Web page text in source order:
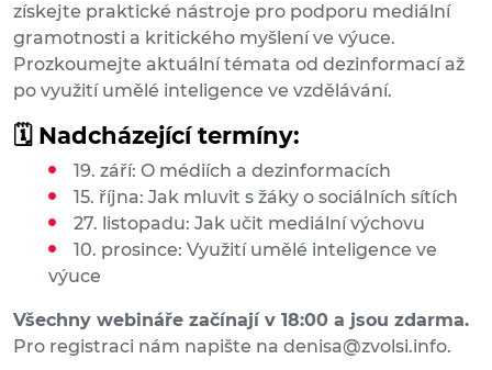
získejte praktické nástroje pro podporu mediální
gramotnosti a kritického myšlení ve výuce.
Prozkoumejte aktuální témata od dezinformací až
po využití umělé inteligence ve vzdělávání.
🗓 Nadcházející termíny:
19. září: O médiích a dezinformacích
15. října: Jak mluvit s žáky o sociálních sítích
27. listopadu: Jak učit mediální výchovu
10. prosince: Využití umělé inteligence ve
výuce
Všechny webináře začínají v 18:00 a jsou zdarma.
Pro registraci nám napište na denisa@zvolsi.info.